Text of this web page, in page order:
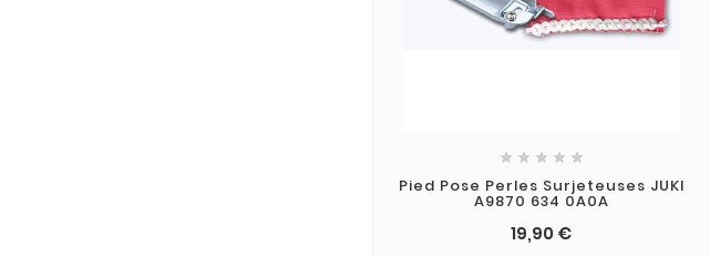
    
Pied Pose Perles Surjeteuses JUKI
A9870 634 0A0A
19,90 €